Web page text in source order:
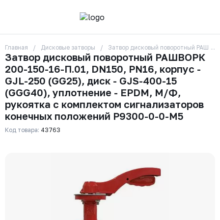
О компании
Контакты
Бренды
Отзывы
Сотрудники
Вакансии
Доставка
Оплата
Вопрос-ответ
+7 (495) 215-24-81zakaz325@ks-rus.com
Email для связи
Одинцово, Внуковская 9, пав. 31
Главная Дисковые затворы Затвор дисковый поворотный
Затвор дисковый поворотный РАШВОРК
200-150-16-П.01, DN150, PN16, корпус -
GJL-250 (GG25), диск - GJS-400-15
(GGG40), уплотнение - EPDM, М/Ф,
рукоятка с комплектом сигнализаторов
конечных положений Р9300-0-0-М5
Код товара: 43763